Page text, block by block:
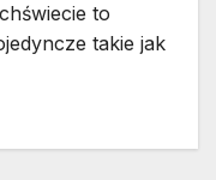
to
takie jak